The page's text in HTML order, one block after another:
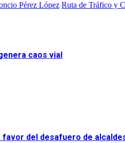
Pérez López Ruta de Tráfico y
caos vial
del desafuero de